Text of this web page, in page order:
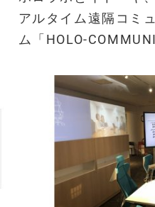
アルタイム遠隔コミ
ム「HOLO-